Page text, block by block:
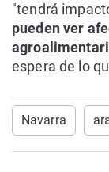
"tendrá
pueden ver
espera de lo
Navarra